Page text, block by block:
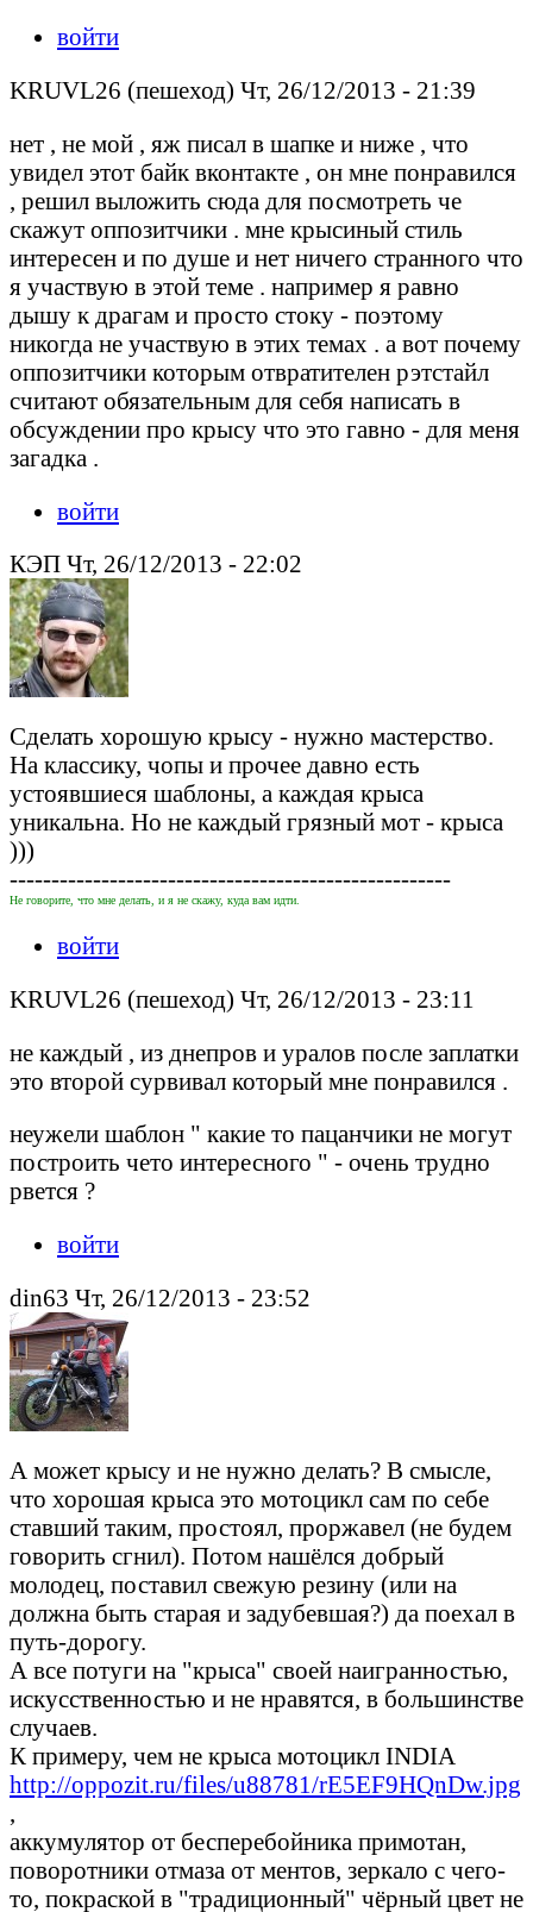
войти
KRUVL26 (пешеход) Чт, 26/12/2013 - 21:39
нет , не мой , яж писал в шапке и ниже , что
увидел этот байк вконтакте , он мне понравился
, решил выложить сюда для посмотреть че
скажут оппозитчики . мне крысиный стиль
интересен и по душе и нет ничего странного что
я участвую в этой теме . например я равно
дышу к драгам и просто стоку - поэтому
никогда не участвую в этих темах . а вот почему
оппозитчики которым отвратителен рэтстайл
считают обязательным для себя написать в
обсуждении про крысу что это гавно - для меня
загадка .
войти
КЭП Чт, 26/12/2013 - 22:02
Сделать хорошую крысу - нужно мастерство.
На классику, чопы и прочее давно есть
устоявшиеся шаблоны, а каждая крыса
уникальна. Но не каждый грязный мот - крыса
)))
-----------------------------------------------------
Не говорите, что мне делать, и я не скажу, куда вам идти.
войти
KRUVL26 (пешеход) Чт, 26/12/2013 - 23:11
не каждый , из днепров и уралов после заплатки
это второй сурвивал который мне понравился .
неужели шаблон " какие то пацанчики не могут
построить чето интересного " - очень трудно
рвется ?
войти
din63 Чт, 26/12/2013 - 23:52
А может крысу и не нужно делать? В смысле,
что хорошая крыса это мотоцикл сам по себе
ставший таким, простоял, проржавел (не будем
говорить сгнил). Потом нашёлся добрый
молодец, поставил свежую резину (или на
должна быть старая и задубевшая?) да поехал в
путь-дорогу.
А все потуги на "крыса" своей наигранностью,
искусственностью и не нравятся, в большинстве
случаев.
К примеру, чем не крыса мотоцикл INDIA
http://oppozit.ru/files/u88781/rE5EF9HQnDw.jpg
,
аккумулятор от бесперебойника примотан,
поворотники отмаза от ментов, зеркало с чего-
то, покраской в "традиционный" чёрный цвет не